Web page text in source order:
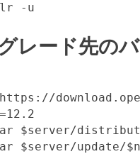
lr -u
レード先の
$server/
$server/update/